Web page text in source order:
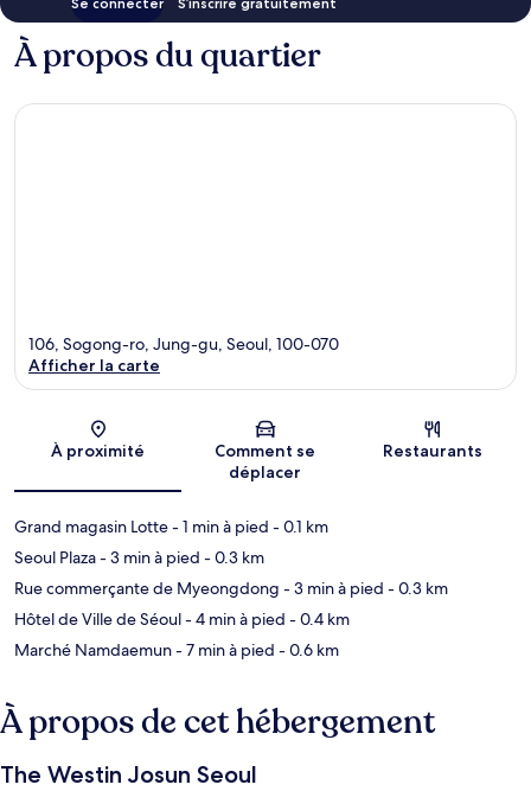
À propos du quartier
Carte
106, Sogong-ro, Jung-gu, Seoul, 100-070
Afficher la carte
À proximité
Comment se
déplacer
Restaurants
Grand magasin Lotte- 1 min à pied - 0.1 km
Seoul Plaza- 3 min à pied - 0.3 km
Rue commerçante de Myeongdong - 3 min à pied - 0.3 km
Hôtel de Ville de Séoul- 4 min à pied - 0.4 km
Marché Namdaemun- 7 min à pied - 0.6 km
À propos de cet hébergement
The Westin Josun Seoul